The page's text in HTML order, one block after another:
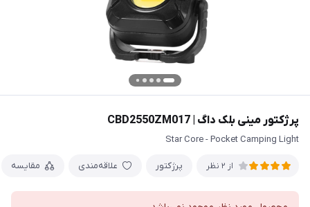
پرژکتور مینی بلک داگ | CBD2550ZM017
Star Core - Pocket Camping Light
از 2 نظر پرژکتور علاقه‌مندی مقایسه